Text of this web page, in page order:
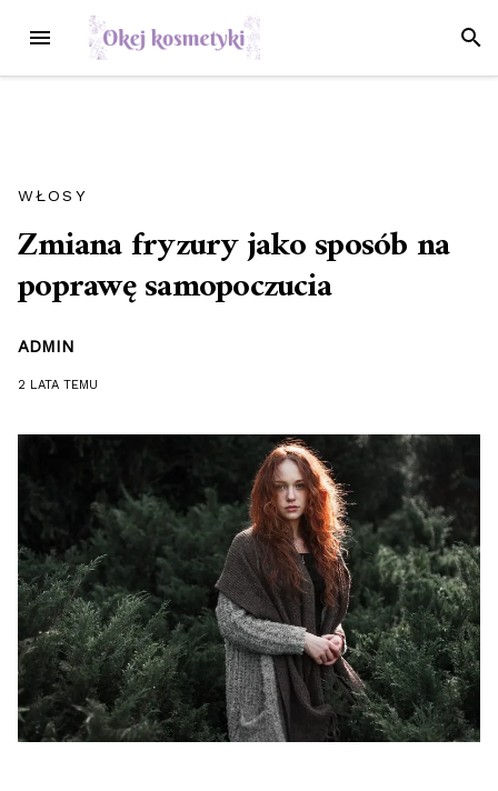
treści
MENU
WŁOSY
Zmiana fryzury jako sposób na
poprawę samopoczucia
ADMIN
2 LATA TEMU